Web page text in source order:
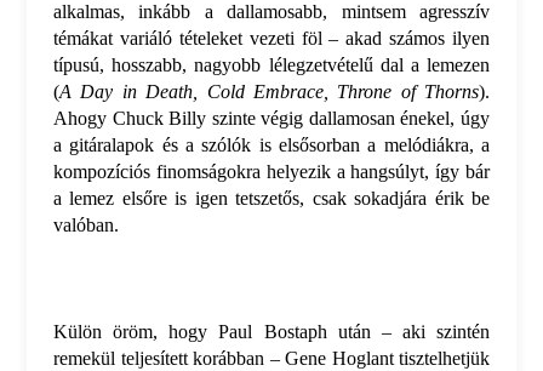
alkalmas, inkább a dallamosabb, mintsem agresszív
témákat variáló tételeket vezeti föl – akad számos ilyen
típusú, hosszabb, nagyobb lélegzetvételű dal a lemezen
(A Day in Death, Cold Embrace, Throne of Thorns).
Ahogy Chuck Billy szinte végig dallamosan énekel, úgy
a gitáralapok és a szólók is elsősorban a melódiákra, a
kompozíciós finomságokra helyezik a hangsúlyt, így bár
a lemez elsőre is igen tetszetős, csak sokadjára érik be
valóban.
Külön öröm, hogy Paul Bostaph után – aki szintén
remekül teljesített korábban – Gene Hoglant tisztelhetjük